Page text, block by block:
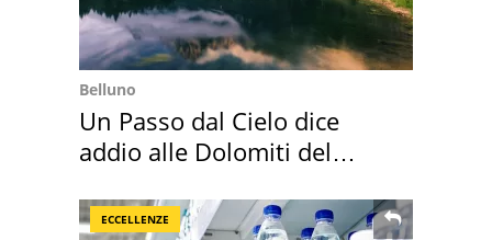
Belluno
Un Passo dal Cielo dice
addio alle Dolomiti del
ECCELLENZE